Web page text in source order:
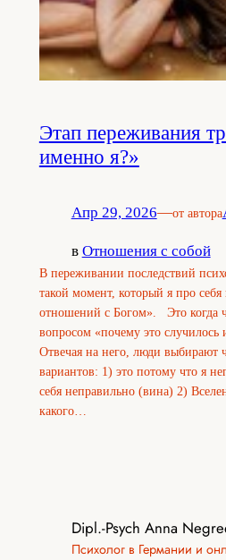
Этап переживания
именно я?»
Апр 29, 2026—от автора
в Отношения с собой
В переживании последствий
такой момент, который я про
отношений с Богом». Это когда
вопросом «почему это случилось
Отвечая на него, люди выбирают
вариантов: 1) это потому что я
себя неправильно (вина) 2)
какого…
Dipl.-Psych Anna
Психолог в Германии и